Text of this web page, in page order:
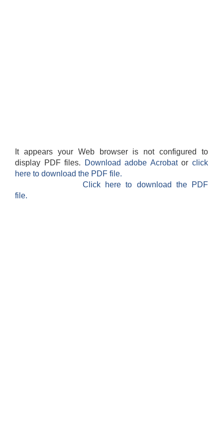
It appears your Web browser is not configured to
display PDF files.
Download adobe Acrobatorclick
here to download the PDF file.
Click here to download the PDF
file.